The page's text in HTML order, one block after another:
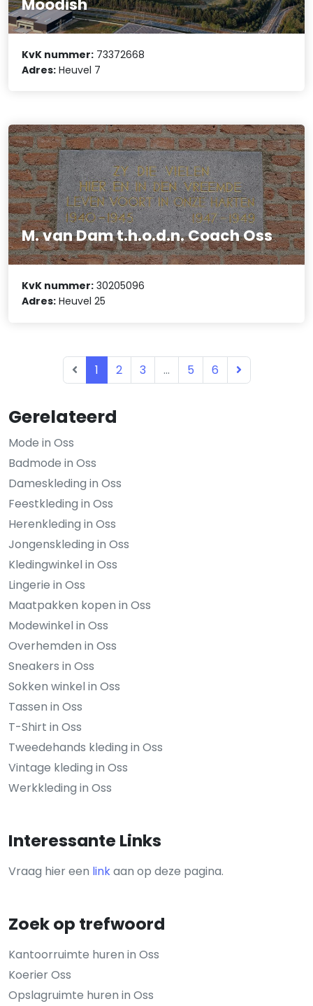
Gerelateerd
Mode in Oss
Badmode in Oss
Dameskleding in Oss
Feestkleding in Oss
Herenkleding in Oss
Jongenskleding in Oss
Kledingwinkel in Oss
Lingerie in Oss
Maatpakken kopen in Oss
Modewinkel in Oss
Overhemden in Oss
Sneakers in Oss
Sokken winkel in Oss
Tassen in Oss
T-Shirt in Oss
Tweedehands kleding in Oss
Vintage kleding in Oss
Werkkleding in Oss
Interessante Links
Vraag hier een linkaan op deze pagina.
Zoek op trefwoord
Kantoorruimte huren in Oss
Koerier Oss
Opslagruimte huren in Oss
KvK nummer: 73372668
Adres: Heuvel 7
M. van Dam t.h.o.d.n. Coach Oss
KvK nummer: 30205096
Adres: Heuvel 25
1 2 3 ... 5 6